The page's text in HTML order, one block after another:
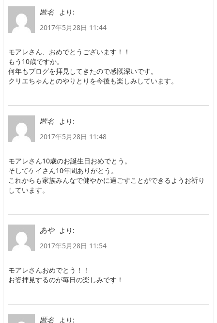
匿名
より:
2017年5月28日 11:44
モアレさん、おめでとうございます！！
もう10歳ですか。
何年もブログを拝見してきたので感慨深いです。
クリエちゃんとのやりとりを今後も楽しみしています。
匿名
より:
2017年5月28日 11:48
モアレさん10歳のお誕生日おめでとう。
そしてケイさん10年間ありがとう。
これからも家族みんなで健やかに過ごすことができるようお祈り
しています。
あや
より:
2017年5月28日 11:54
モアレさんおめでとう！！
お姿拝見するのが毎日の楽しみです！
匿名
より: